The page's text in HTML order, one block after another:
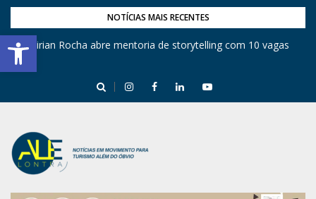
Barra de Ferramentas Aberta
NOTÍCIAS MAIS RECENTES
Mirian Rocha abre mentoria de storytelling com 10 vagas